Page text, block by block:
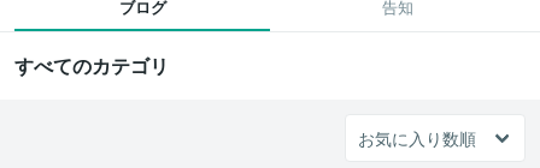
ブログ 告知
すべてのカテゴリ